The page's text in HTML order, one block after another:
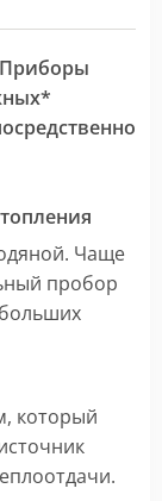
Приборы
Чаще
пробор
который